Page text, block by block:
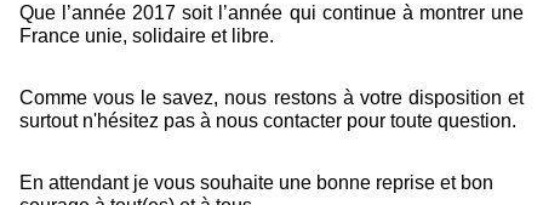
Que l’année 2017 soit l’année qui continue à montrer une
France unie, solidaire et libre.
Comme vous le savez, nous restons à votre disposition et
surtout n'hésitez pas à nous contacter pour toute question.
En attendant je vous souhaite une bonne reprise et bon